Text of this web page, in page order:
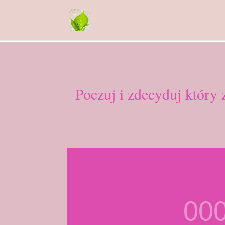
Poczuj i zdecyduj który